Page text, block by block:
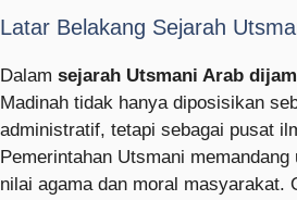
Latar Belakang Sejarah
Dalam sejarah Utsmani Arab
Madinah tidak hanya diposisikan
administratif, tetapi sebagai pusat
Pemerintahan Utsmani
nilai agama dan moral masyarakat.